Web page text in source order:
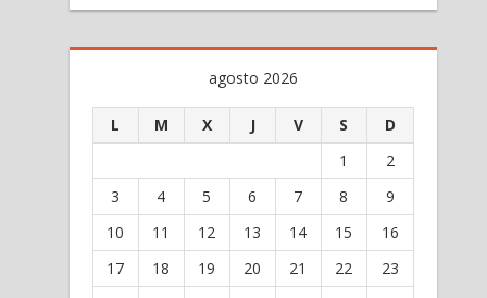
agosto 2026
L M X J V S
D
1
2
3
4 5 6 7 8
9
10
11 12 13 14 15
16
17
18 19 20 21 22
23